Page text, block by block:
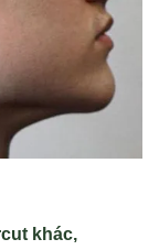
khác,